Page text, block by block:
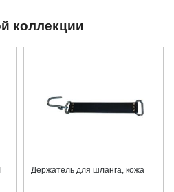
коллекции
Держатель для шланга, кожа